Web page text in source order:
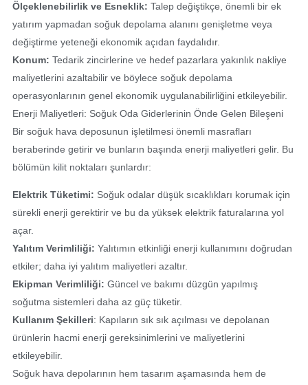
Ölçeklenebilirlik ve Esneklik: Talep değiştikçe, önemli bir ek
yatırım yapmadan soğuk depolama alanını genişletme veya
değiştirme yeteneği ekonomik açıdan faydalıdır.
Konum: Tedarik zincirlerine ve hedef pazarlara yakınlık nakliye
maliyetlerini azaltabilir ve böylece soğuk depolama
operasyonlarının genel ekonomik uygulanabilirliğini etkileyebilir.
Enerji Maliyetleri: Soğuk Oda Giderlerinin Önde Gelen Bileşeni
Bir soğuk hava deposunun işletilmesi önemli masrafları
beraberinde getirir ve bunların başında enerji maliyetleri gelir. Bu
bölümün kilit noktaları şunlardır:
Elektrik Tüketimi: Soğuk odalar düşük sıcaklıkları korumak için
sürekli enerji gerektirir ve bu da yüksek elektrik faturalarına yol
açar.
Yalıtım Verimliliği: Yalıtımın etkinliği enerji kullanımını doğrudan
etkiler; daha iyi yalıtım maliyetleri azaltır.
Ekipman Verimliliği: Güncel ve bakımı düzgün yapılmış
soğutma sistemleri daha az güç tüketir.
Kullanım Şekilleri: Kapıların sık sık açılması ve depolanan
ürünlerin hacmi enerji gereksinimlerini ve maliyetlerini
etkileyebilir.
Soğuk hava depolarının hem tasarım aşamasında hem de